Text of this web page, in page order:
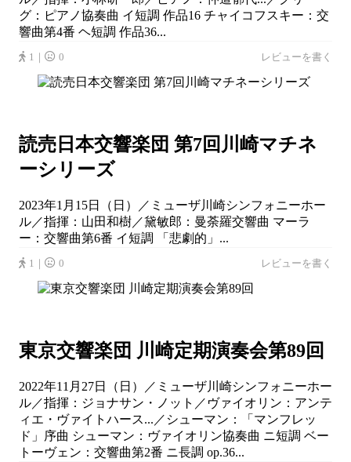
グ：ピアノ協奏曲 イ短調 作品16 チャイコフスキー：交
響曲第4番 ヘ短調 作品36...
1｜ 0 レビューを書く
読売日本交響楽団 第7回川崎マチネ
ーシリーズ
2023年1月15日（日）／ミューザ川崎シンフォニーホー
ル／指揮：山田和樹／黛敏郎：曼荼羅交響曲 マーラ
ー：交響曲第6番 イ短調 「悲劇的」...
1｜ 0 レビューを書く
東京交響楽団 川崎定期演奏会第89回
2022年11月27日（日）／ミューザ川崎シンフォニーホー
ル／指揮：ジョナサン・ノット／ヴァイオリン：アンテ
ィエ・ヴァイトハース...／シューマン：「マンフレッ
ド」序曲 シューマン：ヴァイオリン協奏曲 ニ短調 ベー
トーヴェン：交響曲第2番 ニ長調 op.36...